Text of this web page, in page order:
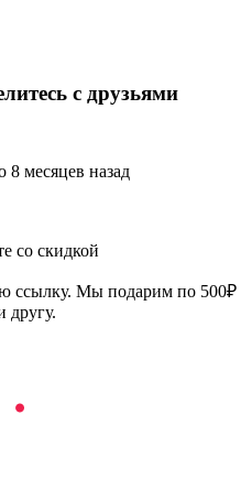
с друзьями
месяцев назад
со скидкой
ссылку. Мы подарим по 500₽
другу.